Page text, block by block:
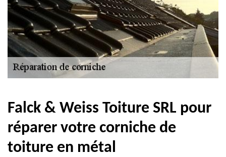
Falck & Weiss Toiture SRL pour
réparer votre corniche de
toiture en métal